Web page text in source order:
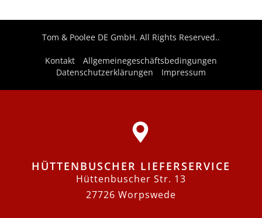
Tom & Poolee DE GmbH. All Rights Reserved..
Kontakt
Allgemeinegeschäftsbedingungen
Datenschutzerklärungen
Impressum
HÜTTENBUSCHER LIEFERSERVICE
Hüttenbuscher Str. 13
27726 Worpswede